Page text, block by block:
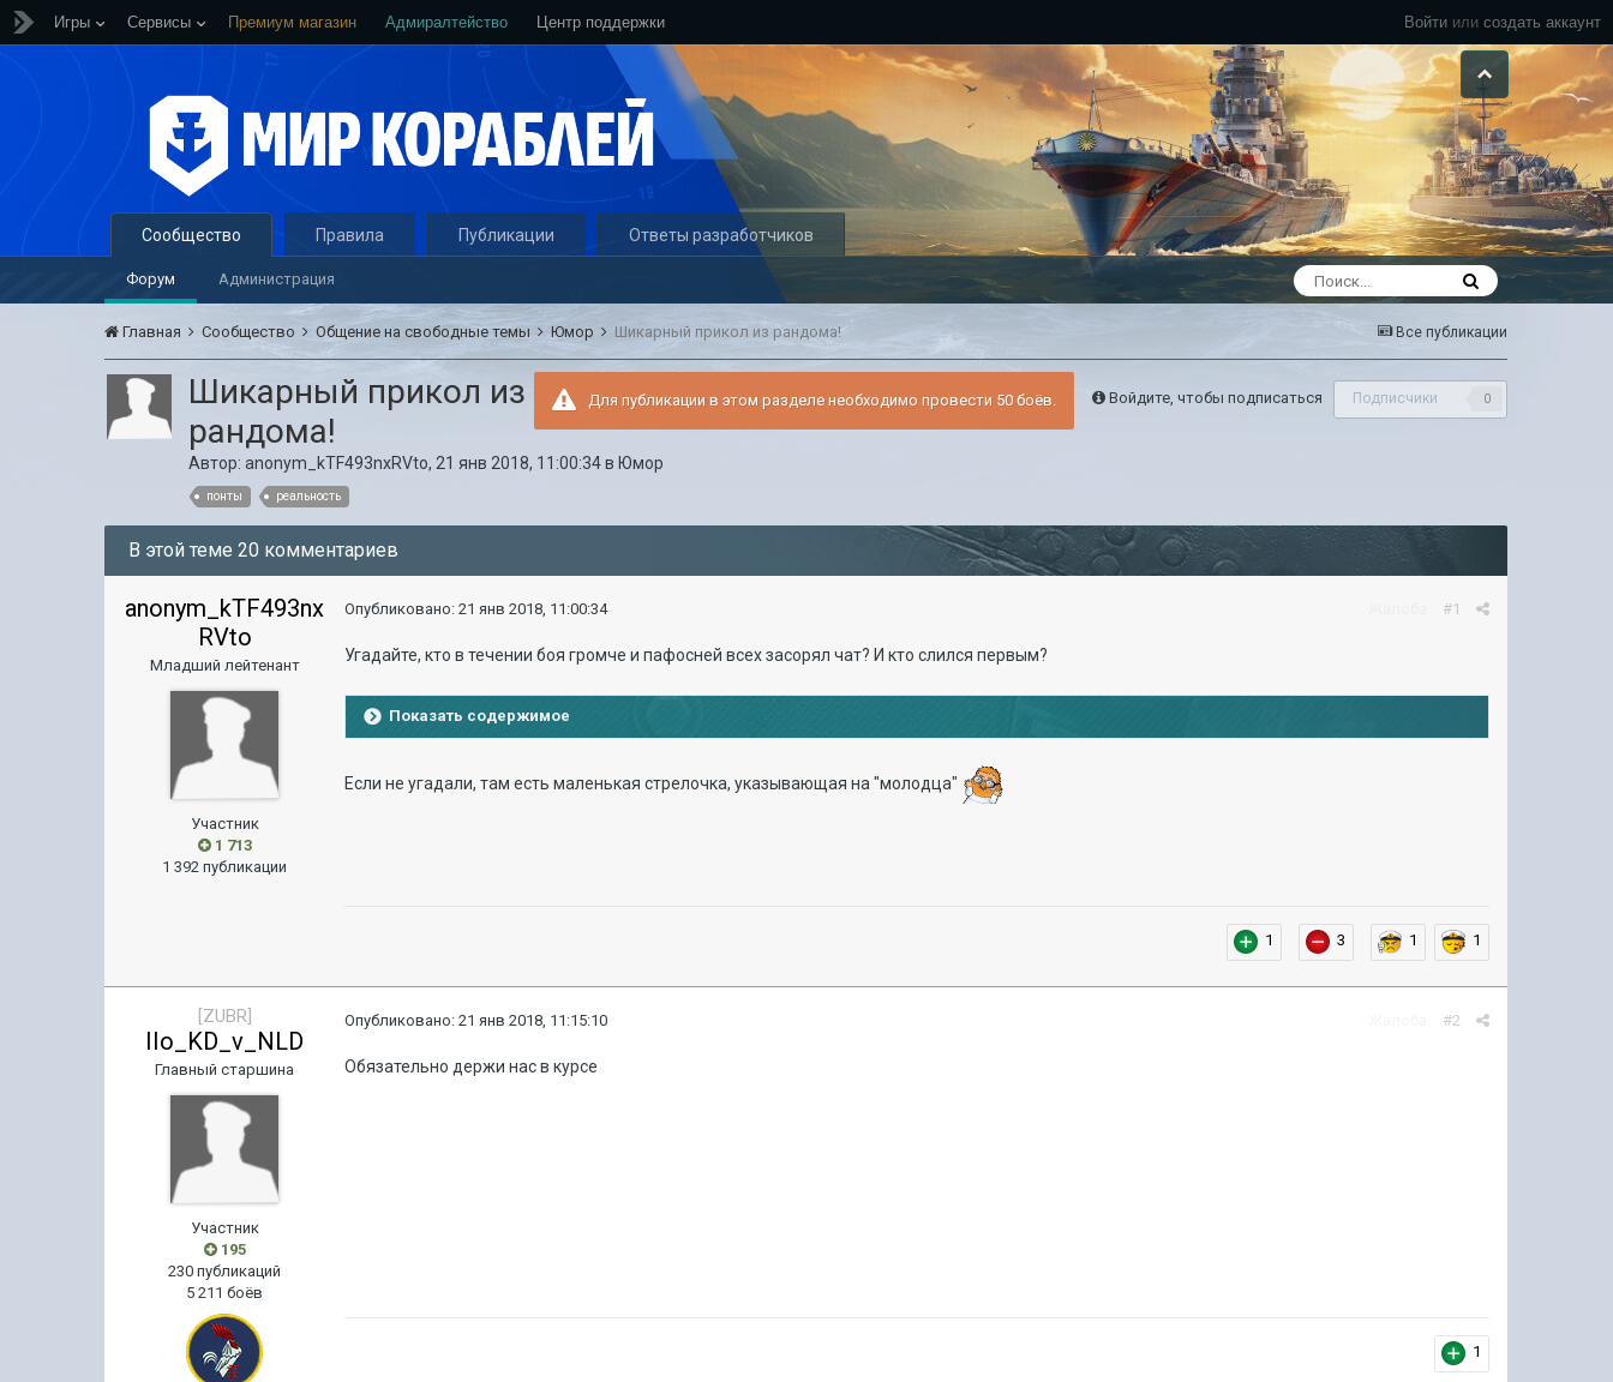
Войти или создать аккаунт
Игры Сервисы Премиум магазин Адмиралтейство Центр поддержки
Сообщество
Форум Администрация
Правила Публикации Ответы разработчиков
Все публикации
Главная Сообщество Общение на свободные темы Юмор Шикарный прикол из рандома!
Войдите, чтобы подписаться Подписчики 0
Для публикации в этом разделе необходимо провести 50 боёв.
Шикарный прикол из
рандома!
Автор:anonym_kTF493nxRVto, 21 янв 2018, 11:00:34в Юмор
понты реальность
В этой теме 20 комментариев
anonym_kTF493nx
RVto
Младший лейтенант
Участник
1 713
1 392 публикации
#1
Опубликовано:21 янв 2018, 11:00:34
Угадайте, кто в течении боя громче и пафосней всех засорял чат? И кто слился первым?
Показать содержимое
Если не угадали, там есть маленькая стрелочка, указывающая на "молодца"
1 3 1 1
[ZUBR]
IIo_KD_v_NLD
Главный старшина
Участник
195
230 публикаций
5 211 боёв
#2
Опубликовано:21 янв 2018, 11:15:10
Обязательно держи нас в курсе
1